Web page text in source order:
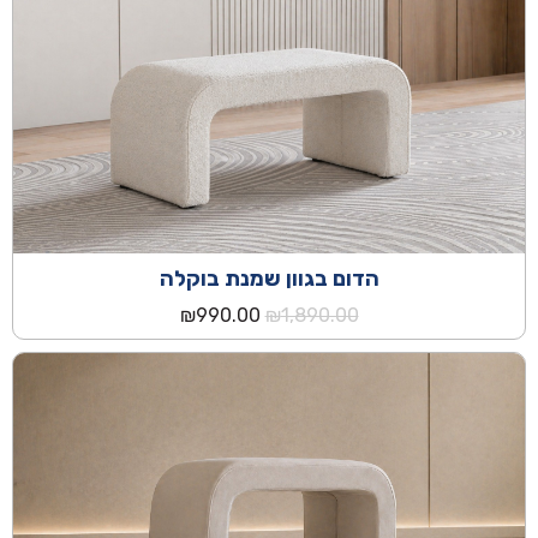
הדום בגוון שמנת בוקלה
₪1,890.00
המחיר
המקורי
היה:
₪990.00
הנוכחי
הוא: